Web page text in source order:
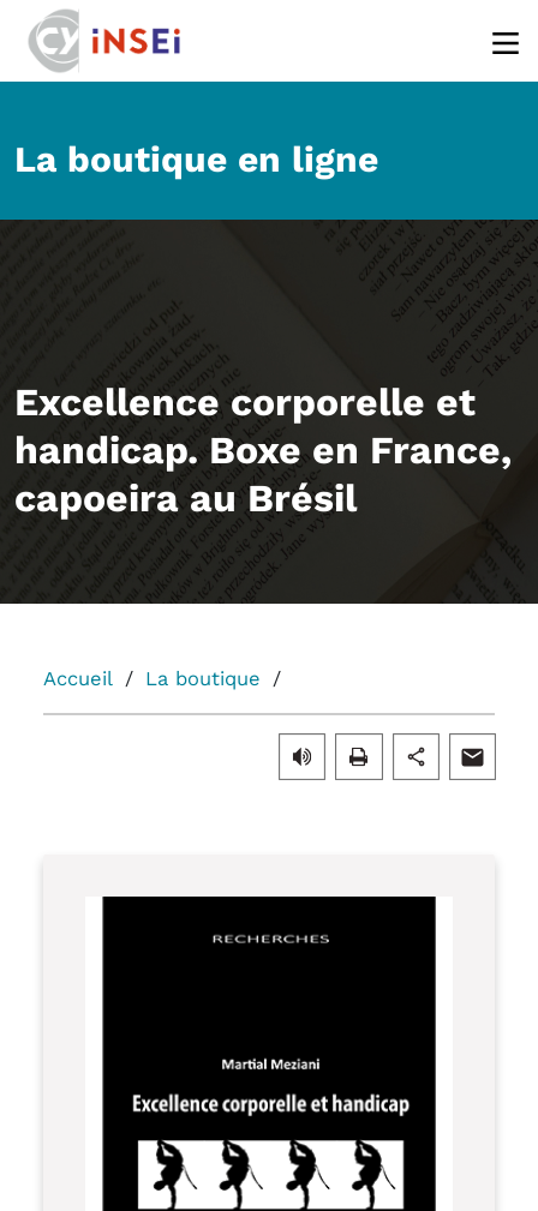
La boutique en ligne
Excellence corporelle et
handicap. Boxe en France,
capoeira au Brésil
Accueil La boutique